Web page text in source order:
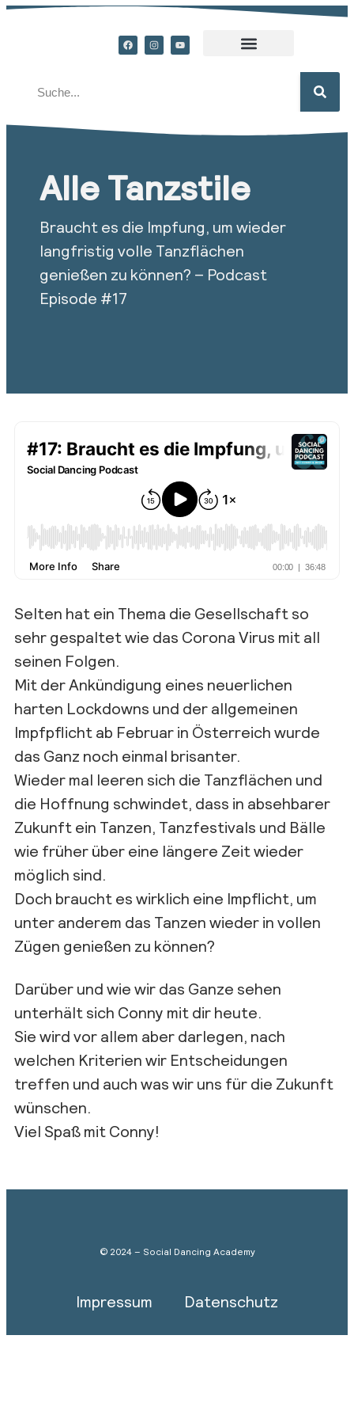
Alle Tanzstile
Braucht es die Impfung, um wieder
langfristig volle Tanzflächen
genießen zu können? – Podcast
Episode #17
Selten hat ein Thema die Gesellschaft so
sehr gespaltet wie das Corona Virus mit all
seinen Folgen.
Mit der Ankündigung eines neuerlichen
harten Lockdowns und der allgemeinen
Impfpflicht ab Februar in Österreich wurde
das Ganz noch einmal brisanter.
Wieder mal leeren sich die Tanzflächen und
die Hoffnung schwindet, dass in absehbarer
Zukunft ein Tanzen, Tanzfestivals und Bälle
wie früher über eine längere Zeit wieder
möglich sind.
Doch braucht es wirklich eine Impflicht, um
unter anderem das Tanzen wieder in vollen
Zügen genießen zu können?
Darüber und wie wir das Ganze sehen
unterhält sich Conny mit dir heute.
Sie wird vor allem aber darlegen, nach
welchen Kriterien wir Entscheidungen
treffen und auch was wir uns für die Zukunft
wünschen.
Viel Spaß mit Conny!
© 2024 – Social Dancing Academy
Impressum Datenschutz